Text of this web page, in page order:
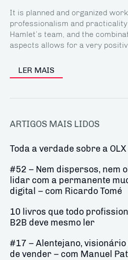
It is planned and organized
professionalism and
Hamlet’s team, and the
aspects allows for a very
LER MAIS
ARTIGOS MAIS LIDOS
Toda a verdade sobre a OLX
#52 – Nem dispersos, nem
lidar com a permanente
digital – com Ricardo Tomé
10 livros que todo
B2B deve mesmo ler
#17 – Alentejano, visionário
de vender – com Manuel